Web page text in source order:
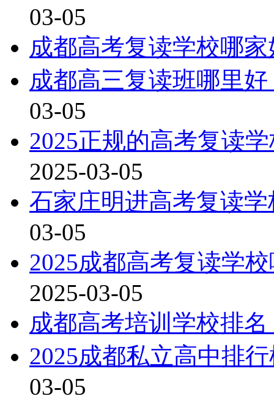
03-05
成都高考复读学校哪
成都高三复读班哪里
03-05
2025正规的高考复读
2025-03-05
石家庄明进高考复读
03-05
2025成都高考复读学
2025-03-05
成都高考培训学校排
2025成都私立高中排
03-05